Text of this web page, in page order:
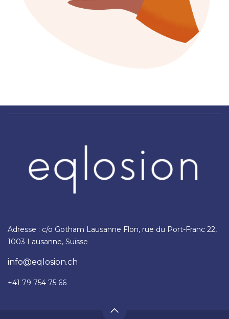
Adresse : c/o Gotham Lausanne Flon, rue du Port-Franc 22,
1003 Lausanne, Suisse
info@eqlosion.ch
+41 79 754 75 66